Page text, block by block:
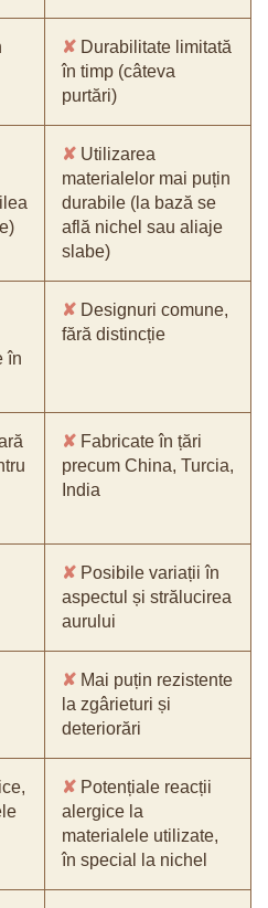
✘ Durabilitate limitată
în timp (câteva
purtări)
✘ Utilizarea
materialelor mai puțin
durabile (la bază se
află nichel sau aliaje
slabe)
în
✘ Designuri comune,
fără distincție
✘ Fabricate în țări
precum China, Turcia,
India
✘ Posibile variații în
aspectul și strălucirea
aurului
✘ Mai puțin rezistente
la zgârieturi și
deteriorări
✘ Potențiale reacții
alergice la
materialele utilizate,
în special la nichel